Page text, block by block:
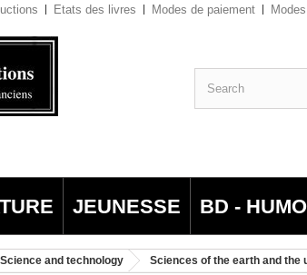
Etats des livres Modes de paiement
JEUNESSE BD -
and technology Sciences of the earth and the